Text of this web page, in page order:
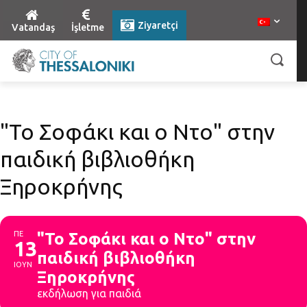
Vatandaş İşletme Ziyaretçi
"Το Σοφάκι και ο Ντο" στην
παιδική βιβλιοθήκη
Ξηροκρήνης
ΠΕ
13
ΙΟΥΝ
"Το Σοφάκι και ο Ντο" στην
παιδική βιβλιοθήκη
Ξηροκρήνης
εκδήλωση για παιδιά